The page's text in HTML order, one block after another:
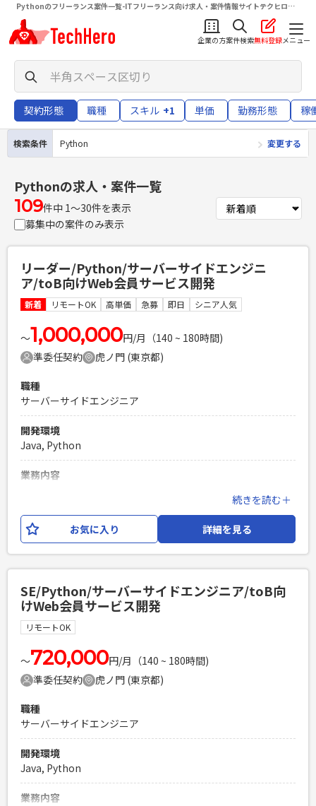
Pythonのフリーランス案件一覧-ITフリーランス向け求人・案件情報サイトテクヒロ
（TechHero）
企業の方案件検索無料登録メニュー
契約形態 職種 スキル +1 単価 勤務形態 稼
検索条件 Python 変更する
Pythonの求人・案件一覧
109件中 1〜30件を表示
募集中の案件のみ表示
リーダー/Python/サーバーサイドエンジニ
ア/toB向けWeb会員サービス開発
新着 リモートOK 高単価 急募 即日 シニア人気
〜1,000,000円/月（140 ~ 180時間)
準委任契約
虎ノ門 (東京都)
職種
サーバーサイドエンジニア
開発環境
Java, Python
業務内容
ットフォームの運用開発となります。 サーバーサイドエンジ
ニア（Python）のリーダーとしてご参画いただき、顧客との
要件整理から 設計、開発、テスト、レビューまで一連の工程
必須スキル
・顧客と技術観点で折衝をおこない、要求整理と要件定義が
できる方 ・SEクラスから上がってくる成果物のレビューがで
きる方 ・PythonによるWebアプリケーション設計開発経験3
年以上 ・Gitを使用したチーム開発経験 ・対人コミュニケーシ
ョン能力の高い方
PHPを用いたWebサービスの開発経験4年以上
Laravelを用いた開発経験1年以上
続きを読む＋
お気に入り 詳細を見る
SE/Python/サーバーサイドエンジニア/toB向
けWeb会員サービス開発
リモートOK
〜720,000円/月（140 ~ 180時間)
準委任契約
虎ノ門 (東京都)
職種
サーバーサイドエンジニア
開発環境
Java, Python
業務内容